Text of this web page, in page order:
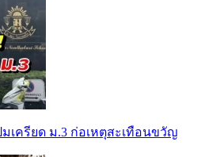
เครียด ม.3 ก่อเหตุสะเทือนขวัญ